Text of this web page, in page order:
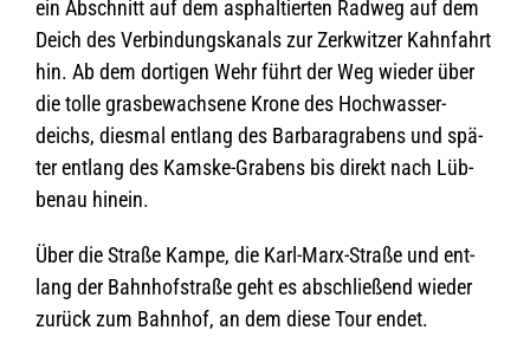
ein Abschnitt auf dem asphal­tier­ten Rad­weg auf dem
Deich des Ver­bin­dungs­ka­nals zur Zerk­wit­zer Kahn­fahrt
hin. Ab dem dor­ti­gen Wehr führt der Weg wie­der über
die tolle grasbe­wach­sene Krone des Hoch­was­ser­
deichs, dies­mal ent­lang des Bar­ba­ra­gra­bens und spä­
ter ent­lang des Kamske-Gra­bens bis direkt nach Lüb­
benau hinein.
Über die Straße Kampe, die Karl-Marx-Straße und ent­
lang der Bahn­hof­straße geht es abschlie­ßend wie­der
zurück zum Bahn­hof, an dem diese Tour endet.